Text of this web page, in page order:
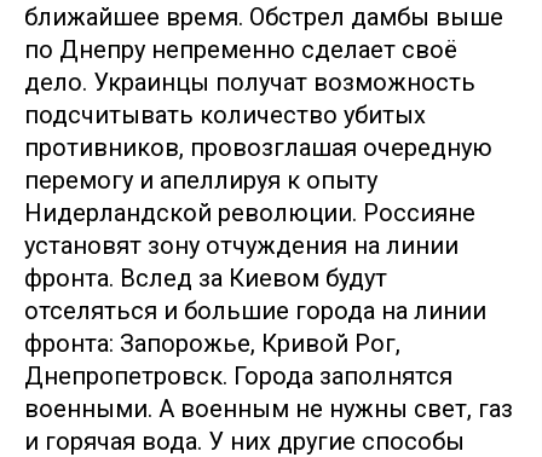
ближайшее время. Обстрел дамбы выше
по Днепру непременно сделает своё
дело. Украинцы получат возможность
подсчитывать количество убитых
противников, провозглашая очередную
перемогу и апеллируя к опыту
Нидерландской революции. Россияне
установят зону отчуждения на линии
фронта. Вслед за Киевом будут
отселяться и большие города на линии
фронта: Запорожье, Кривой Рог,
Днепропетровск. Города заполнятся
военными. А военным не нужны свет, газ
и горячая вода. У них другие способы